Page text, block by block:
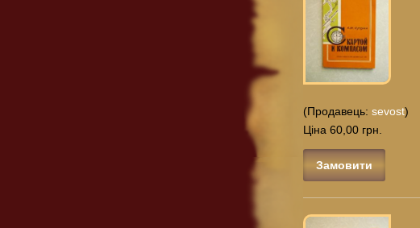
(Продавець:sevost)
Ціна 60,00 грн.
Замовити